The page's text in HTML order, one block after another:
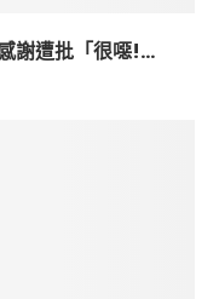
謝遭批「很噁!...